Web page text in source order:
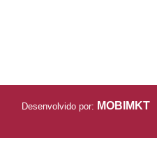
Desenvolvido por: MOBIMKT